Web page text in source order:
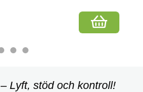
– Lyft, stöd och kontroll!